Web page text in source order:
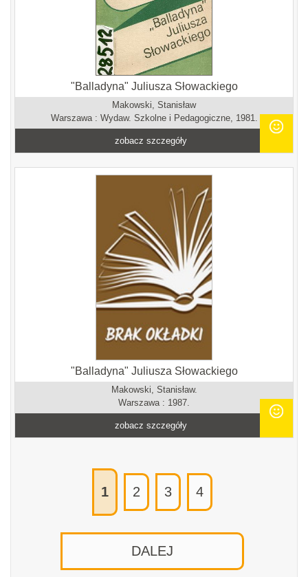
"Balladyna" Juliusza Słowackiego
Makowski, Stanisław
Warszawa : Wydaw. Szkolne i Pedagogiczne, 1981.
zobacz szczegóły
"Balladyna" Juliusza Słowackiego
Makowski, Stanisław.
Warszawa : 1987.
zobacz szczegóły
1 2 3 4
DALEJ